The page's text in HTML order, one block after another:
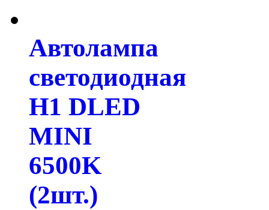
Автолампа
светодиодная
H1 DLED
MINI
6500K
(2шт.)